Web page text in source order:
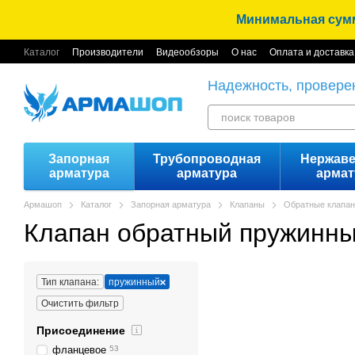
Минимальная
Каталог Производители Видеообзоры О нас Оплата и доставка
Надежность,
Запорная
арматура
Трубопроводная
арматура
Армашоп Каталог Запорная арматура Клапаны Обратные
Клапан обратный
Тип клапана:
пружинный
Очистить фильтр
Присоединение
фланцевое 53